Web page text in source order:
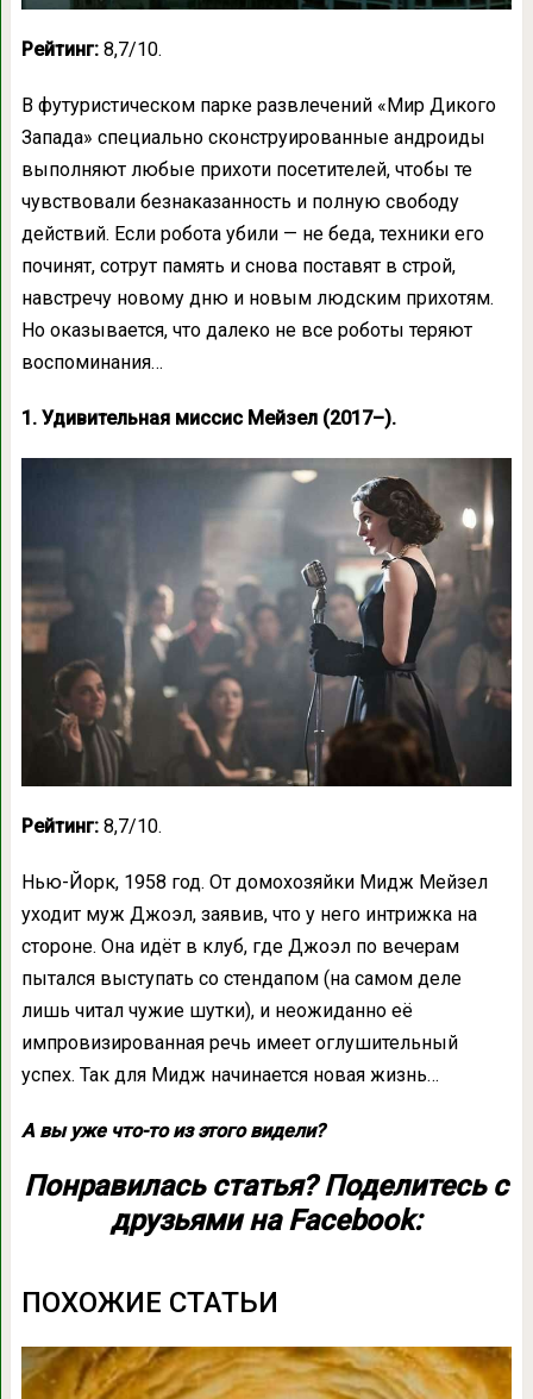
Рейтинг:8,7/10.
В футуристическом парке развлечений «Мир Дикого
Запада» специально сконструированные андроиды
выполняют любые прихоти посетителей, чтобы те
чувствовали безнаказанность и полную свободу
действий. Если робота убили — не беда, техники его
починят, сотрут память и снова поставят в строй,
навстречу новому дню и новым людским прихотям.
Но оказывается, что далеко не все роботы теряют
воспоминания…
1. Удивительная миссис Мейзел (2017–).
Рейтинг: 8,7/10.
Нью-Йорк, 1958 год. От домохозяйки Мидж Мейзел
уходит муж Джоэл, заявив, что у него интрижка на
стороне. Она идёт в клуб, где Джоэл по вечерам
пытался выступать со стендапом (на самом деле
лишь читал чужие шутки), и неожиданно её
импровизированная речь имеет оглушительный
успех. Так для Мидж начинается новая жизнь…
А вы уже что-то из этого видели?
Понравилась статья? Поделитесь с
друзьями на Facebook:
ПОХОЖИЕ СТАТЬИ